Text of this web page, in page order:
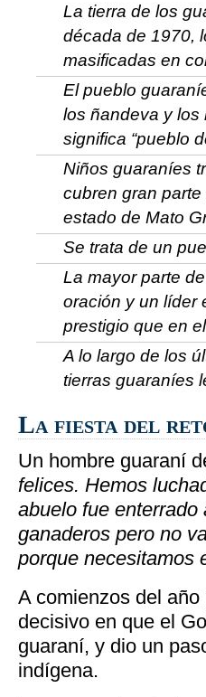
La tierra de los
década de 1970,
masificadas en
El pueblo
los ñandeva y los
significa “pueblo
Niños guaraníes
cubren gran
estado de Mato
Se trata de un
La mayor parte
oración y un líder
prestigio que en
A lo largo de los
tierras guaraníes
La fiesta del
Un hombre guaraní
felices. Hemos
abuelo fue
ganaderos pero no
porque necesitamos
A comienzos del
decisivo en que el
guaraní, y dio un
indígena.